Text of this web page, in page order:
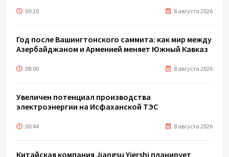
09:20 8 августа 2026
Год после Вашингтонского саммита: как мир между
Азербайджаном и Арменией меняет Южный Кавказ
08:00 8 августа 2026
Увеличен потенциал производства
электроэнергии на Исфаханской ТЭС
00:44 8 августа 2026
Китайская компания Jiangsu Yiershi планирует